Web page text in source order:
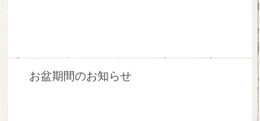
お盆期間のお知らせ